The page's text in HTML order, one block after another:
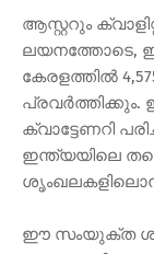
ആസ്റ്ററും
ലയനത്തോടെ,
കേരളത്തിൽ
ക്വാട്ടേണറി
ഇന്ത്യയിലെ
ഈ സംയുക്ത